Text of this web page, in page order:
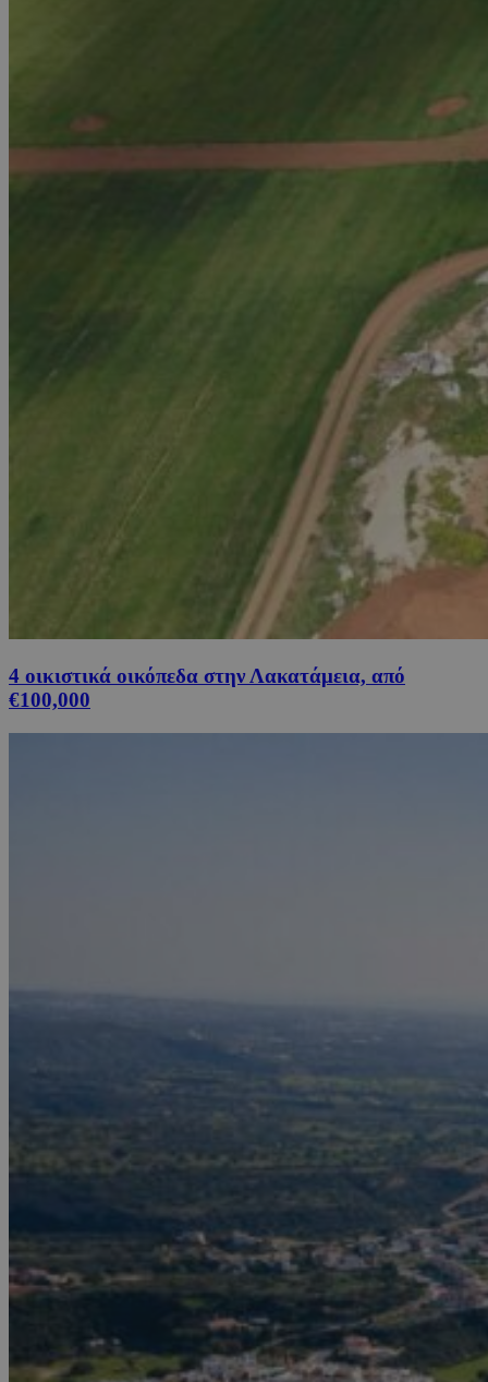
4 οικιστικά οικόπεδα στην Λακατάμεια, από
€100,000